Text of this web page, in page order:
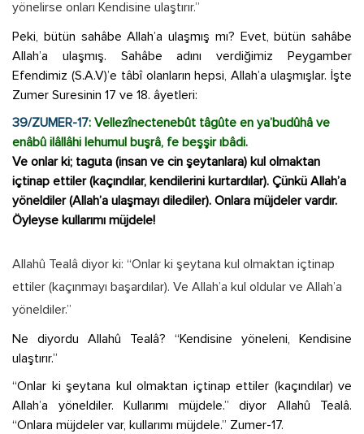
yönelirse onları Kendisine ulaştırır.”
Peki, bütün sahâbe Allah’a ulaşmış mı? Evet, bütün sahâbe
Allah’a ulaşmış. Sahâbe adını verdiğimiz Peygamber
Efendimiz (S.A.V)’e tâbî olanların hepsi, Allah’a ulaşmışlar. İşte
Zumer Suresinin 17 ve 18. âyetleri:
39/ZUMER-17: Vellezînectenebût tâgûte en ya’budûhâ ve
enâbû ilâllâhi lehumul buşrâ, fe beşşir ıbâdi.
Ve onlar ki; taguta (insan ve cin şeytanlara) kul olmaktan
içtinap ettiler (kaçındılar, kendilerini kurtardılar). Çünkü Allah’a
yöneldiler (Allah’a ulaşmayı dilediler). Onlara müjdeler vardır.
Öyleyse kullarımı müjdele!
Allahû Tealâ diyor ki: “Onlar ki şeytana kul olmaktan içtinap
ettiler (kaçınmayı başardılar). Ve Allah’a kul oldular ve Allah’a
yöneldiler.”
Ne diyordu Allahû Tealâ? “Kendisine yöneleni, Kendisine
ulaştırır.”
“Onlar ki şeytana kul olmaktan içtinap ettiler (kaçındılar) ve
Allah’a yöneldiler. Kullarımı müjdele.” diyor Allahû Tealâ.
“Onlara müjdeler var, kullarımı müjdele.” Zumer-17.